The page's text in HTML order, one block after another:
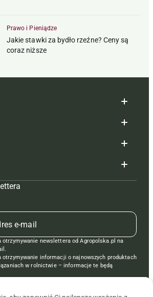
Prawo i Pieniądze
Jakie stawki za bydło rzeźne? Ceny są
coraz niższe
otrzymywanie newslettera od Agropolska.pl na
otrzymywanie informacji o najnowszych produktach
w rolnictwie – informacje te będą